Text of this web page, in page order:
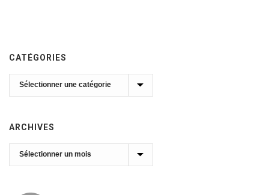
CATÉGORIES
Catégories
ARCHIVES
Archives